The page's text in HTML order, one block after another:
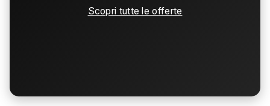
Scopri tutte le offerte